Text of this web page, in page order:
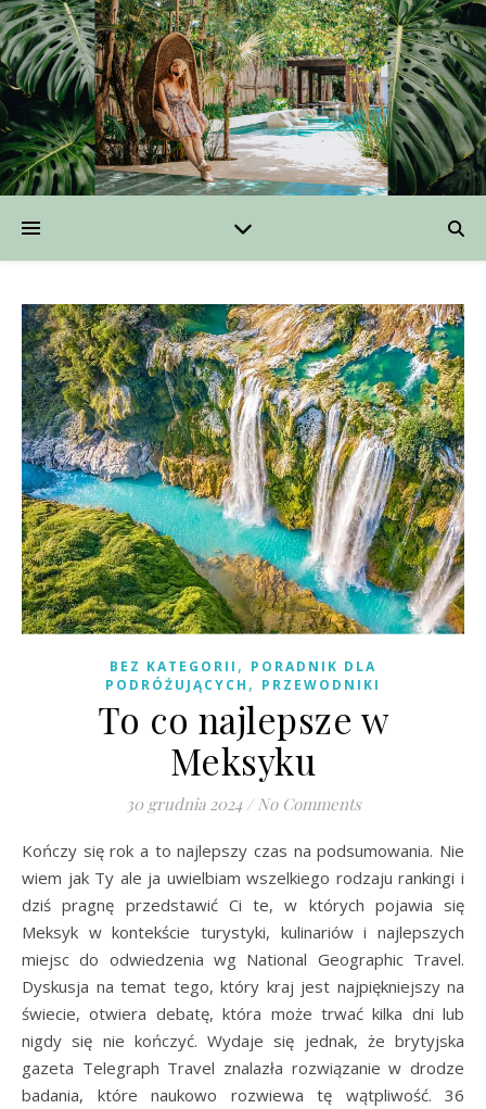
BEZ KATEGORII , PORADNIK DLA
PODRÓŻUJĄCYCH , PRZEWODNIKI
To co najlepsze w
Meksyku
30 grudnia 2024 / No Comments
Kończy się rok a to najlepszy czas na podsumowania. Nie
wiem jak Ty ale ja uwielbiam wszelkiego rodzaju rankingi i
dziś pragnę przedstawić Ci te, w których pojawia się
Meksyk w kontekście turystyki, kulinariów i najlepszych
miejsc do odwiedzenia wg National Geographic Travel.
Dyskusja na temat tego, który kraj jest najpiękniejszy na
świecie, otwiera debatę, która może trwać kilka dni lub
nigdy się nie kończyć. Wydaje się jednak, że brytyjska
gazeta Telegraph Travel znalazła rozwiązanie w drodze
badania, które naukowo rozwiewa tę wątpliwość. 36